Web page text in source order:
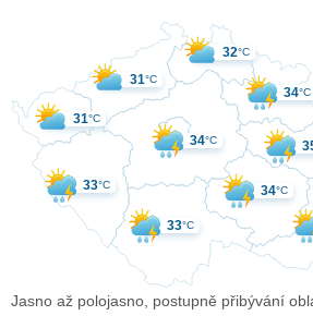
33°C
31°C
34°C
32°C
33°C
34°C
31°C
34°C
Jasno až polojasno, postupně přibývání